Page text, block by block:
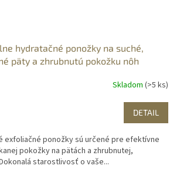
hydratačné ponožky na suché,
päty a zhrubnutú pokožku nôh
Skladom (>5 ks)
DETAIL
exfoliačné ponožky sú určené pre efektívne
pokožky na pätách a zhrubnutej,
starostlivosť o vaše...